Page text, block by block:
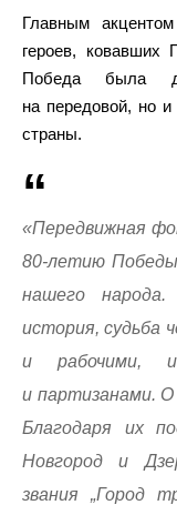
Главным
героев, ковавших
Победа была
на передовой, но
страны.
«Передвижная
80-летию
нашего
история, судьба
и рабочими,
и партизанами.
Благодаря их
Новгород и
звания „Город